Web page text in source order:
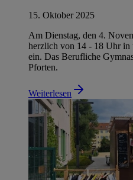
15. Oktober 2025
Am Dienstag, den 4.
herzlich von 14 - 18 Uhr in
ein. Das Berufliche
Pforten.
Weiterlesen